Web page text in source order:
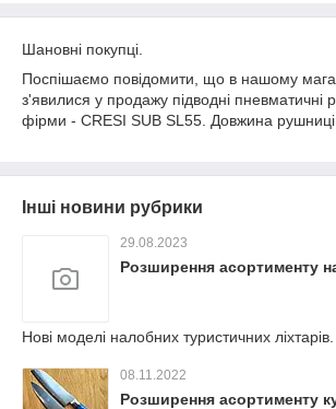
Шановні покупці.
Поспішаємо повідомити, що в нашому
з'явилися у продажу підводні пневматичні
фірми - CRESI SUB SL55. Довжина рушниці
Інші новини рубрики
29.08.2023
Розширення асортименту
Нові моделі налобних туристичних ліхтарів.
08.11.2022
Розширення асортименту